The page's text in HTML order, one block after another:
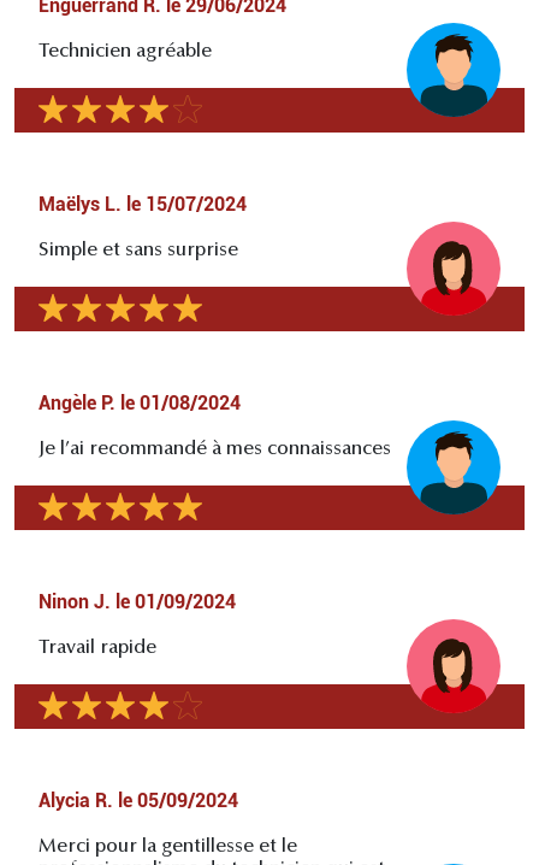
Enguerrand R. le 29/06/2024
Technicien agréable
Maëlys L. le 15/07/2024
Simple et sans surprise
Angèle P. le 01/08/2024
Je l’ai recommandé à mes connaissances
Ninon J. le 01/09/2024
Travail rapide
Alycia R. le 05/09/2024
Merci pour la gentillesse et le